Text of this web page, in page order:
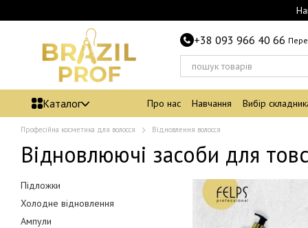
+38 093 966 40 66
Каталог Про нас Навчання Вибір
Професійна косметика для волосся Відновлення волосся
Відновлюючі засоби для
Підложки
Холодне відновлення
Ампули